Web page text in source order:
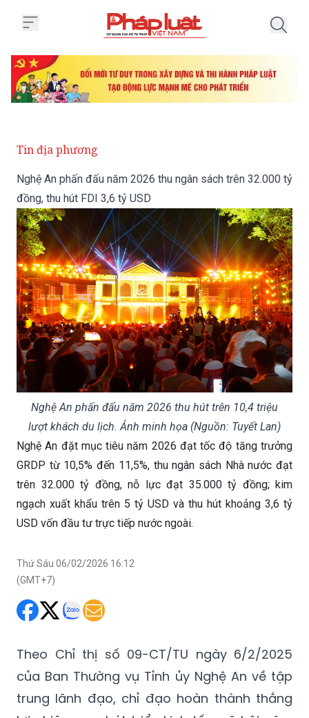
Tin địa phương
Nghệ An phấn đấu năm 2026 thu ngân sách trên 32.000 tỷ
đồng, thu hút FDI 3,6 tỷ USD
Nghệ An phấn đấu năm 2026 thu hút trên 10,4 triệu
lượt khách du lịch. Ảnh minh họa (Nguồn: Tuyết Lan)
Nghệ An đặt mục tiêu năm 2026 đạt tốc độ tăng trưởng
GRDP từ 10,5% đến 11,5%, thu ngân sách Nhà nước đạt
trên 32.000 tỷ đồng, nỗ lực đạt 35.000 tỷ đồng; kim
ngạch xuất khẩu trên 5 tỷ USD và thu hút khoảng 3,6 tỷ
USD vốn đầu tư trực tiếp nước ngoài.
Thứ Sáu 06/02/2026 16:12
(GMT+7)
Theo Chỉ thị số 09-CT/TU ngày 6/2/2025
của Ban Thường vụ Tỉnh ủy Nghệ An về tập
trung lãnh đạo, chỉ đạo hoàn thành thắng